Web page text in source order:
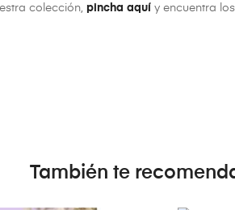
colección, pincha aquí y encuentra
También te